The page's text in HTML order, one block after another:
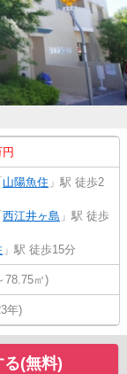
山陽魚住 」駅 徒歩2
西江井ヶ島 」駅 徒歩
」駅 徒歩15分
78.75㎡)
年)
(無料)